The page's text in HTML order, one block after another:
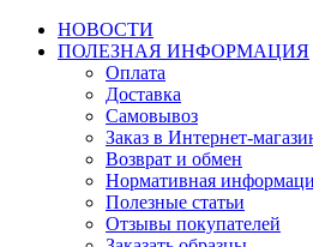
НОВОСТИ
ПОЛЕЗНАЯ ИНФОРМАЦИЯ
Оплата
Доставка
Самовывоз
Заказ в Интернет-
Возврат и обмен
Нормативная
Полезные статьи
Отзывы покупателей